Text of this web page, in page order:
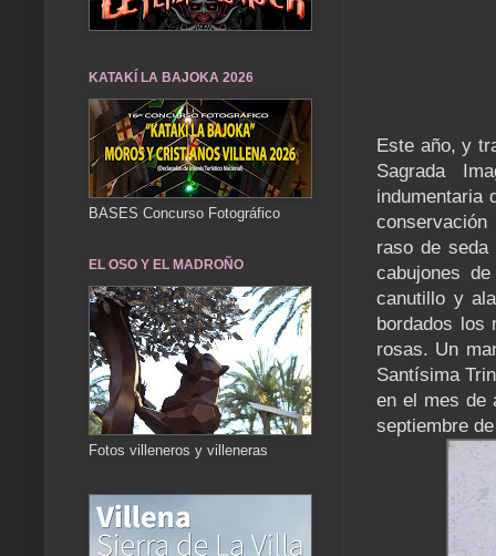
Este año, y
Sagrada
indumentaria
raso de
cabujones
canutillo y
bordados los
rosas. Un
Santísima
en el mes de
septiembre
KATAKÍ LA BAJOKA 2026
BASES Concurso Fotográfico
EL OSO Y EL MADROÑO
Fotos villeneros y villeneras